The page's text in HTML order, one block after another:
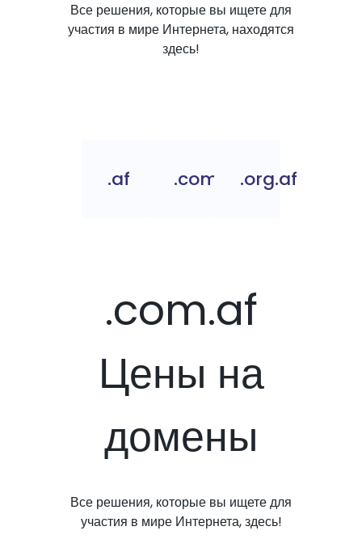
Все решения, которые вы ищете для
участия в мире Интернета, находятся
здесь!
.af .com.af .org.af
.com.af
Цены на
домены
Все решения, которые вы ищете для
участия в мире Интернета, здесь!